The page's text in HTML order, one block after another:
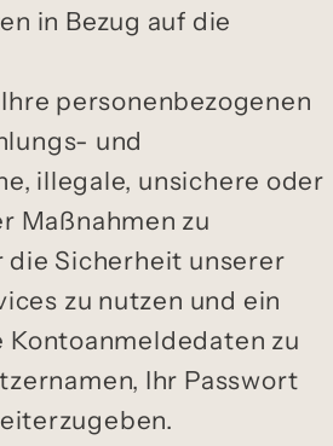
in Bezug auf die
personenbezogenen
und
illegale, unsichere oder
Maßnahmen zu
Sicherheit unserer
zu nutzen und ein
zu
Ihr Passwort